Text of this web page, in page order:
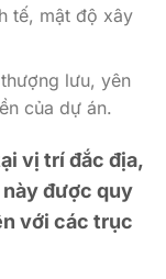
tế, mật độ xây
lưu, yên
của dự án.
vị trí đắc địa,
này được quy
với các trục